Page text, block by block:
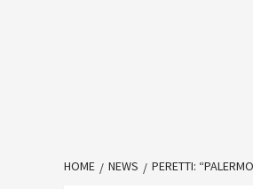
HOME NEWS PERETTI: